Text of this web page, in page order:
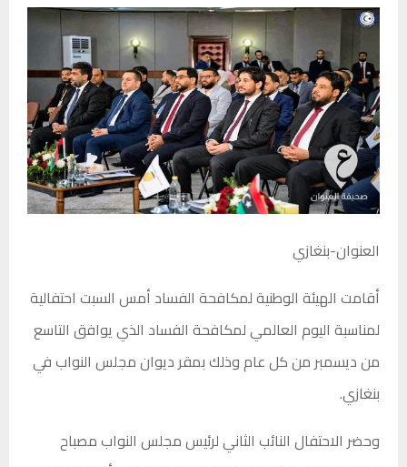
العنوان-بنغازي
أقامت الهيئة الوطنية لمكافحة الفساد أمس السبت احتفالية
لمناسبة اليوم العالمي لمكافحة الفساد الذي يوافق التاسع
من ديسمبر من كل عام وذلك بمقر ديوان مجلس النواب في
بنغازي.
وحضر الاحتفال النائب الثاني لرئيس مجلس النواب مصباح